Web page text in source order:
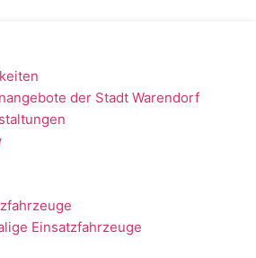
der Stadt Warendorf
Einsatzfahrzeuge